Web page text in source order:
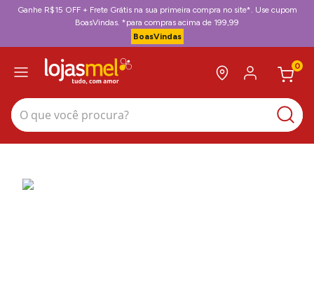
Ganhe R$15 OFF + Frete Grátis na sua primeira compra no site*. Use cupom
BoasVindas. *para compras acima de 199,99
BoasVindas
0
O que você procura?